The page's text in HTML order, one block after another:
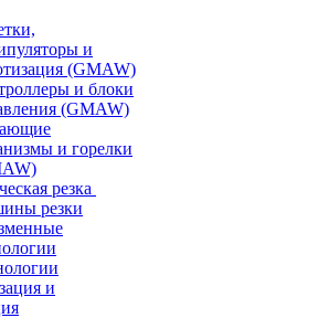
и
(GMAW)
и блоки
(GMAW)
и горелки
резка
резки
и